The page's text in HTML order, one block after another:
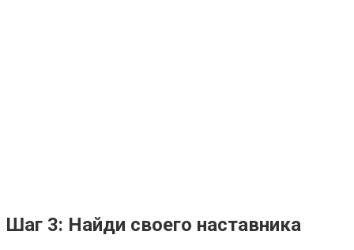
Шаг 3: Найди своего наставника